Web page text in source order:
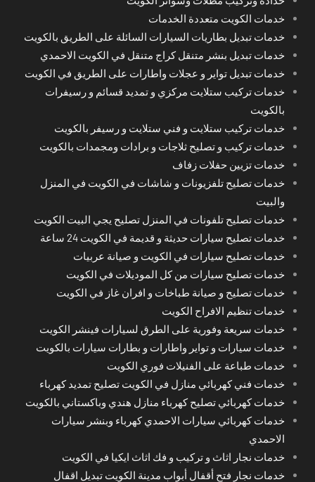
خدمات الكويت متعددة الخدمات
خدمات تبديل بطاريات السيارات السائلة على الطريق بالكويت
خدمات تبديل بنشر متنقل كراج متنقل في الكويت الاحمدي
خدمات تبديل تواير و عجلات واطارات على الطريق في الكويت
خدمات تركيب ستلايت مركزي و تمديد قسائم و رسيفرات
بالكويت
خدمات تركيب ستلايت و فني ستلايت و رسيفر بالكويت
خدمات تركيب و تصليح ثلاجات و برادات ومجمدات بالكويت
خدمات تزيين حفلات زفاف
خدمات تصليح تلفزيونات و شاشات في الكويت في المنزل
والبيت
خدمات تصليح تلفونات في المنزل تصليح يجي البيت الكويت
خدمات تصليح سيارات حديثة و قديمة في الكويت 24 ساعة
خدمات تصليح سيارات في الكويت و صيانة عربيات
خدمات تصليح سيارات من كل الموديلات في الكويت
خدمات تصليح و صيانة طباخات و افران غاز في الكويت
خدمات تنظيم الافراح الكويت
خدمات سريعة وفورية على الطرق لسيارات فينشر الكويت
خدمات سيارات و تواير واطارات و بطارات سيارات بالكويت
خدمات طباعة على الفنيلات فوري الكويت
خدمات فني كهربائي منازل في الكويت تصليح تمديد كهرباء
خدمات كهربائي تصليح كهرباء منازل هندي وباكستاني بالكويت
خدمات كهربائي سيارات الاحمدي كهرباء وبنشر سيارات
الاحمدي
خدمات نجار اثاث و تركيب و فك اثاث ايكيا في الكويت
خدمات نجار فتح أقفال أبواب مدينة الكويت تبديل اقفال